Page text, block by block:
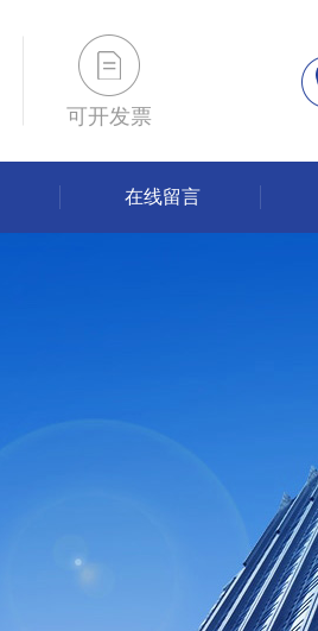
可开发票
在线留言